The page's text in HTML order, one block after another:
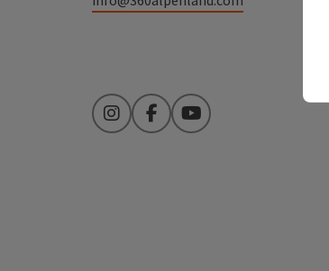
InstagramFacebookYouTube